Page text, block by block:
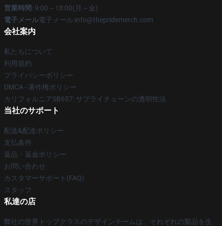
営業時間: 9:00～18:00(月～金)
電子メール電子メール:info@thepridemerch.com
会社案内
私たちについて
利用規約
プライバシーポリシー
DMCA - 著作権ポリシー
カリフォルニアSB657: サプライチェーンの透明性法
当社のサポート
配送&配送ポリシー
支払条件
返品・返金ポリシー
お問い合わせ
カスタマーサポート(FAQ)
スタッフ
私達の店
弊社の世界トップクラスのデザインチームは、それぞれの製品を生